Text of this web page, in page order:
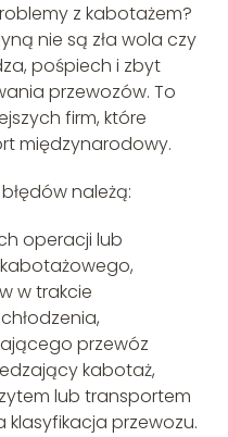
z kabotażem?
nie są zła wola czy
pośpiech i zbyt
przewozów. To
firm, które
międzynarodowy.
należą:
operacji lub
w trakcie
przewóz
kabotaż,
lub transportem
klasyfikacja przewozu.